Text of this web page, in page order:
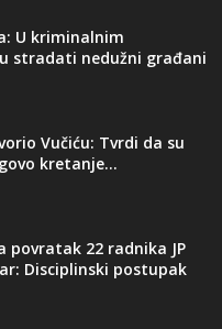
U kriminalnim
stradati nedužni građani
Vučiću: Tvrdi da su
kretanje...
povratak 22 radnika JP
Disciplinski postupak